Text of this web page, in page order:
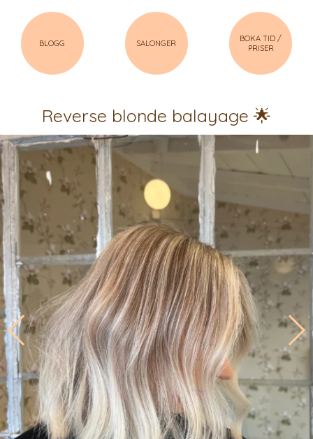
BLOGG SALONGER
BOKA TID /
PRISER
Reverse blonde balayage 🌟